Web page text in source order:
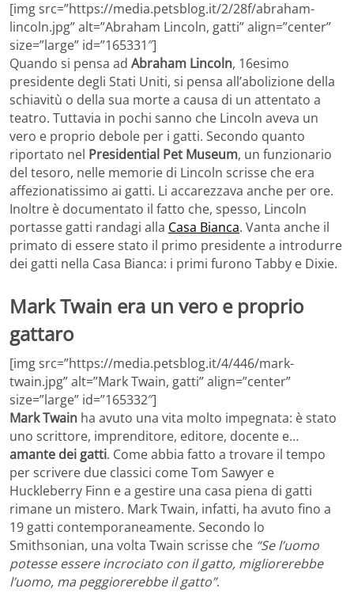
[img src=”https://media.petsblog.it/2/28f/abraham-
lincoln.jpg” alt=”Abraham Lincoln, gatti” align=”center”
size=”large” id=”165331″]
Quando si pensa ad Abraham Lincoln, 16esimo
presidente degli Stati Uniti, si pensa all’abolizione della
schiavitù o della sua morte a causa di un attentato a
teatro. Tuttavia in pochi sanno che Lincoln aveva un
vero e proprio debole per i gatti. Secondo quanto
riportato nel Presidential Pet Museum, un funzionario
del tesoro, nelle memorie di Lincoln scrisse che era
affezionatissimo ai gatti. Li accarezzava anche per ore.
Inoltre è documentato il fatto che, spesso, Lincoln
portasse gatti randagi alla Casa Bianca. Vanta anche il
primato di essere stato il primo presidente a introdurre
dei gatti nella Casa Bianca: i primi furono Tabby e Dixie.
Mark Twain era un vero e proprio
gattaro
[img src=”https://media.petsblog.it/4/446/mark-
twain.jpg” alt=”Mark Twain, gatti” align=”center”
size=”large” id=”165332″]
Mark Twain ha avuto una vita molto impegnata: è stato
uno scrittore, imprenditore, editore, docente e…
amante dei gatti. Come abbia fatto a trovare il tempo
per scrivere due classici come Tom Sawyer e
Huckleberry Finn e a gestire una casa piena di gatti
rimane un mistero. Mark Twain, infatti, ha avuto fino a
19 gatti contemporaneamente. Secondo lo
Smithsonian, una volta Twain scrisse che “Se l’uomo
potesse essere incrociato con il gatto, migliorerebbe
l’uomo, ma peggiorerebbe il gatto”.